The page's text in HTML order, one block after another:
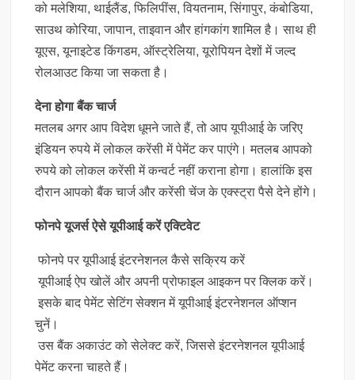
को मलेशिया, थाईलैंड, फिलिपींस, वियतनाम, सिंगापुर, कंबोडिया,
साउथ कोरिया, जापान, ताइवान और हांगकांग शामिल है। साथ ही
यूएस, यूनाइटेड किंगडम, ऑस्ट्रेलिया, यूरोपियन देशों में जल्द
रोलआउट किया जा सकता है।
देना होगा बैंक चार्ज
मतलब अगर आप विदेश धूमने जाते हैं, तो आप यूपीआई के जरिए
इंडियन रुपये में लोकल करेंसी में पेमेंट कर पाएंगे। मतलब आपको
रुपये को लोकल करेंसी में कन्वर्ट नहीं कराना होगा। हालांकि इस
दौरान आपको बैंक चार्ज और करेंसी चेंज के एक्स्ट्रा पैसे देने होंगे।
फोनपे यूजर्स ऐसे यूपीआई करें एक्टिवेट
फोनपे पर यूपीआई इंटरनेशनल कैसे सक्रिय करें
यूपीआई ऐप खोलें और अपनी प्रोफाइल आइकन पर क्लिक करें।
इसके बाद पेमेंट सेटिंग सेक्शन में यूपीआई इंटरनेशनल ऑप्शन
चुनें।
उस बैंक अकाउंट को सेलेक्ट करें, जिससे इंटरनेशनल यूपीआई
पेमेंट करना चाहते हैं।